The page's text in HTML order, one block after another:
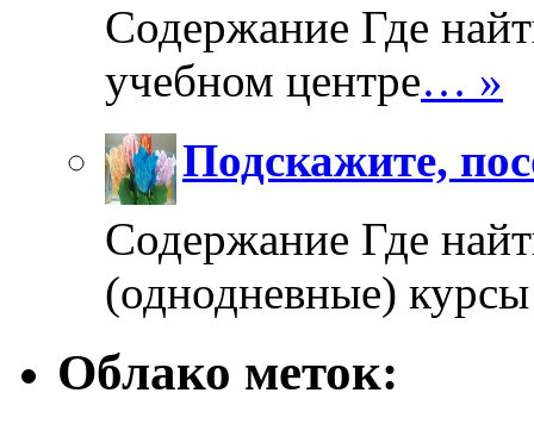
Содержание Где
учебном центре… »
Подскажите,
Содержание Где
(однодневные)
Облако меток: